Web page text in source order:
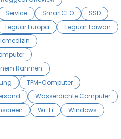
Service SmartCEO
SSD
Teguar Europa
Teguar Taiwan
Rahmen
TPM-Computer
Wasserdichte Computer
Wi-Fi
Windows